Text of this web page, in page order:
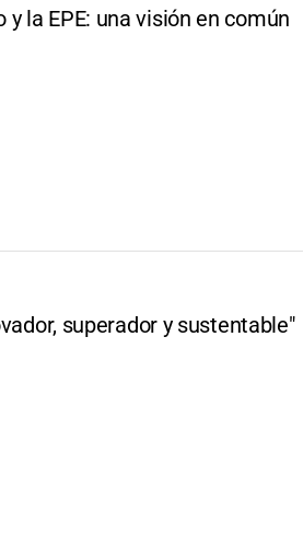
la EPE: una visión en común
superador y sustentable"